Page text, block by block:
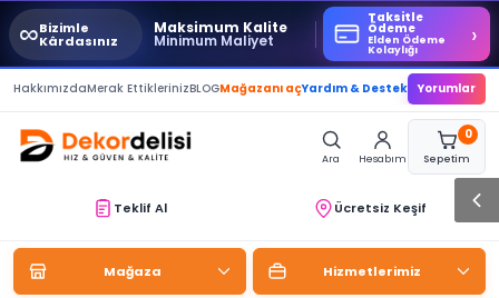
∞Bizimle
Kârdasınız
Maksimum Kalite
Minimum Maliyet
Taksitle
Ödeme
Elden Ödeme
Kolaylığı
›
HakkımızdaMerak EttiklerinizBLOGMağazanı açYardım & Destek Yorumlar
Ara Hesabım
0
Sepetim
Teklif Al Ücretsiz Keşif
Mağaza Hizmetlerimiz